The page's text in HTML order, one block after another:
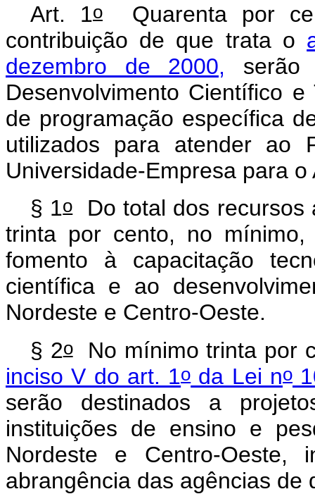
Art. 1o Quarenta por
contribuição de que trata o
dezembro de 2000, serão
Desenvolvimento Científico
de programação específica
utilizados para atender ao
Universidade-Empresa para
§ 1oDo total dos recursos
trinta por cento, no
fomento à capacitação
científica e ao
Nordeste e Centro-Oeste.
§ 2oNo mínimo trinta por
inciso V do art. 1oda Lei no
serão destinados a
instituições de ensino e
Nordeste e Centro-Oeste,
abrangência das agências de